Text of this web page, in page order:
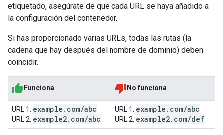
etiquetado, asegúrate de que cada URL se haya añadido a
la configuración del contenedor.
Si has proporcionado varias URLs, todas las rutas (la
cadena que hay después del nombre de dominio) deben
coincidir.
Funciona No funciona
URL 1: example . com/abc
URL 2: example2. com/abc
URL 1: example . com/abc
URL 2: example2. com/def